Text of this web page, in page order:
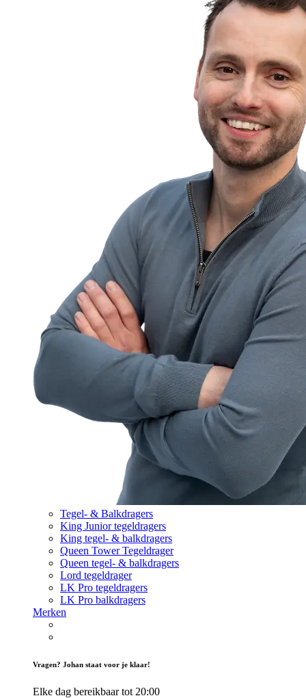
Tegel- & Balkdragers
King Junior tegeldragers
King tegel- & balkdragers
Queen Tower Tegeldrager
Queen tegel- & balkdragers
Lord tegeldrager
LK Pro tegeldragers
LK Pro balkdragers
Merken
Vragen? Johan staat voor je klaar!
Elke dag bereikbaar tot 20:00